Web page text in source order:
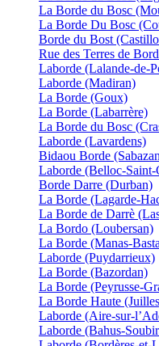
La Borde du Bosc
La Borde Du Bosc
Borde du Bost
Rue des Terres de
Laborde (Lalande-de-
Laborde (Madiran)
La Borde (Goux)
La Borde (Labarrère)
La Borde du Bosc
Laborde (Lavardens)
Bidaou Borde
Laborde (Belloc-Saint-
Borde Darre (Durban)
La Borde (Lagarde-
La Borde de Darrè
La Bordo (Loubersan)
La Borde (Manas-
Laborde (Puydarrieux)
La Borde (Bazordan)
La Borde (Peyrusse-
La Borde Haute
Laborde (Aire-sur-
Laborde (Bahus-